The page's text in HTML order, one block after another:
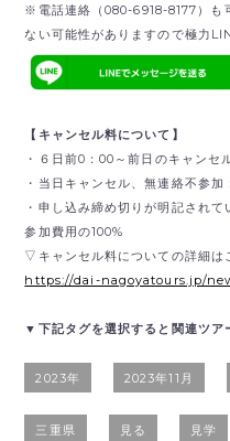
※電話連絡（080-6918-8177）も
ない可能性がありますので極力
【キャンセル料について】
・６日前0：00～前日のキャンセ
・当日キャンセル、無連絡不参加
・申し込み締め切りが明記され
参加費用の100%
▽キャンセル料についての詳細は
https://dai-nagoyatours.jp/
▼下記タグを選択すると関連ツア
2023年 2023年11月
三重県 見る 見学